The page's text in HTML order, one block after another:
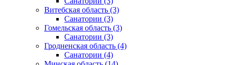
Витебская область (3)
Санатории (3)
Гомельская область (3)
Санатории (3)
Гродненская область (4)
Санатории (4)